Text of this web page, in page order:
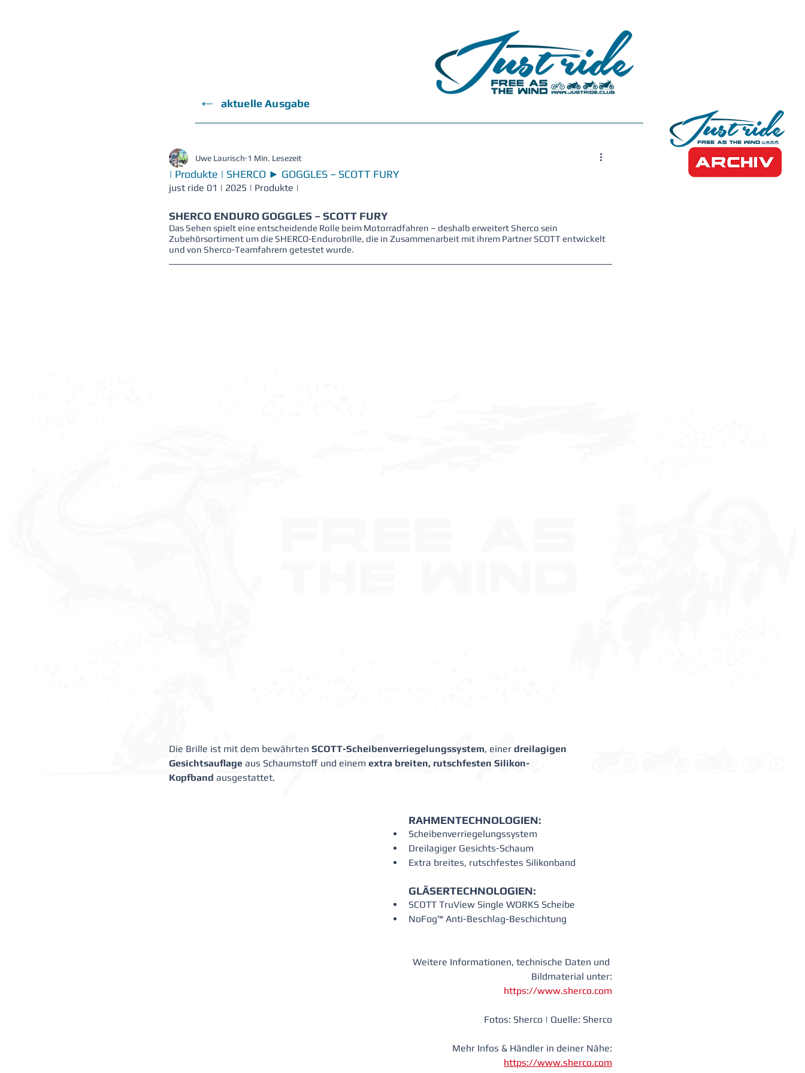
← aktuelle Ausgabe
| Produkte | SHERCO ► GOGGLES – SCOTT FURY
Uwe Laurisch 1 Min. Lesezeit
just ride 01 | 2025 | Produkte |
SHERCO ENDURO GOGGLES – SCOTT FURY
Das Sehen spielt eine entscheidende Rolle beim Motorradfahren – deshalb erweitert Sherco sein
Zubehörsortiment um die SHERCO-Endurobrille, die in Zusammenarbeit mit ihrem Partner SCOTT entwickelt
und von Sherco-Teamfahrern getestet wurde.
Die Brille ist mit dem bewährten SCOTT-Scheibenverriegelungssystem, einer dreilagigen
Gesichtsauflage aus Schaumstoff und einem extra breiten, rutschfesten Silikon-
Kopfband ausgestattet.
RAHMENTECHNOLOGIEN:
Scheibenverriegelungssystem
Dreilagiger Gesichts-Schaum
Extra breites, rutschfestes Silikonband
GLÄSERTECHNOLOGIEN:
SCOTT TruView Single WORKS Scheibe
NoFog™ Anti-Beschlag-Beschichtung
Weitere Informationen, technische Daten und
Bildmaterial unter:
https://www.sherco.com
Fotos: Sherco | Quelle: Sherco
Mehr Infos & Händler in deiner Nähe:
https://www.sherco.com